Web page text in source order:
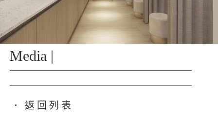
Media |
● 返回列表